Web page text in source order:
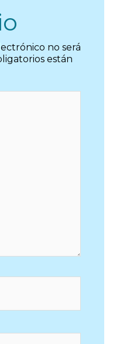
no será
están